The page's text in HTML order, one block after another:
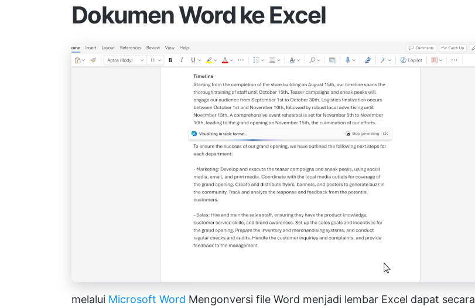
Dokumen Word ke Excel
melalui Microsoft Word Mengonversi file Word menjadi lembar Excel dapat secara